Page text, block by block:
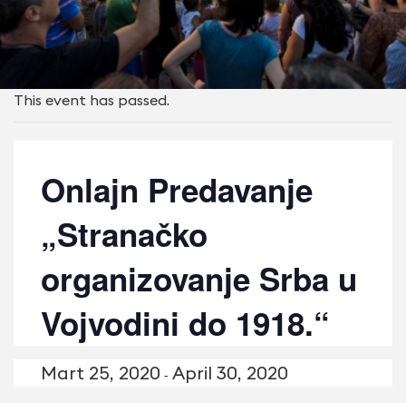
This event has passed.
Onlajn Predavanje
„Stranačko
organizovanje Srba u
Vojvodini do 1918.“
Mart 25, 2020 - April 30, 2020